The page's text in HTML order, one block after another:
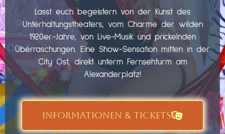
Lasst euch begeistern von der Kunst des
Unterhaltungstheaters, vom Charme der wilden
1920er-Jahre, von Live-Musik und prickelnden
Überraschungen. Eine Show-Sensation mitten in der
City Ost, direkt unterm Fernsehturm am
Alexanderplatz!
INFORMATIONEN & TICKETS